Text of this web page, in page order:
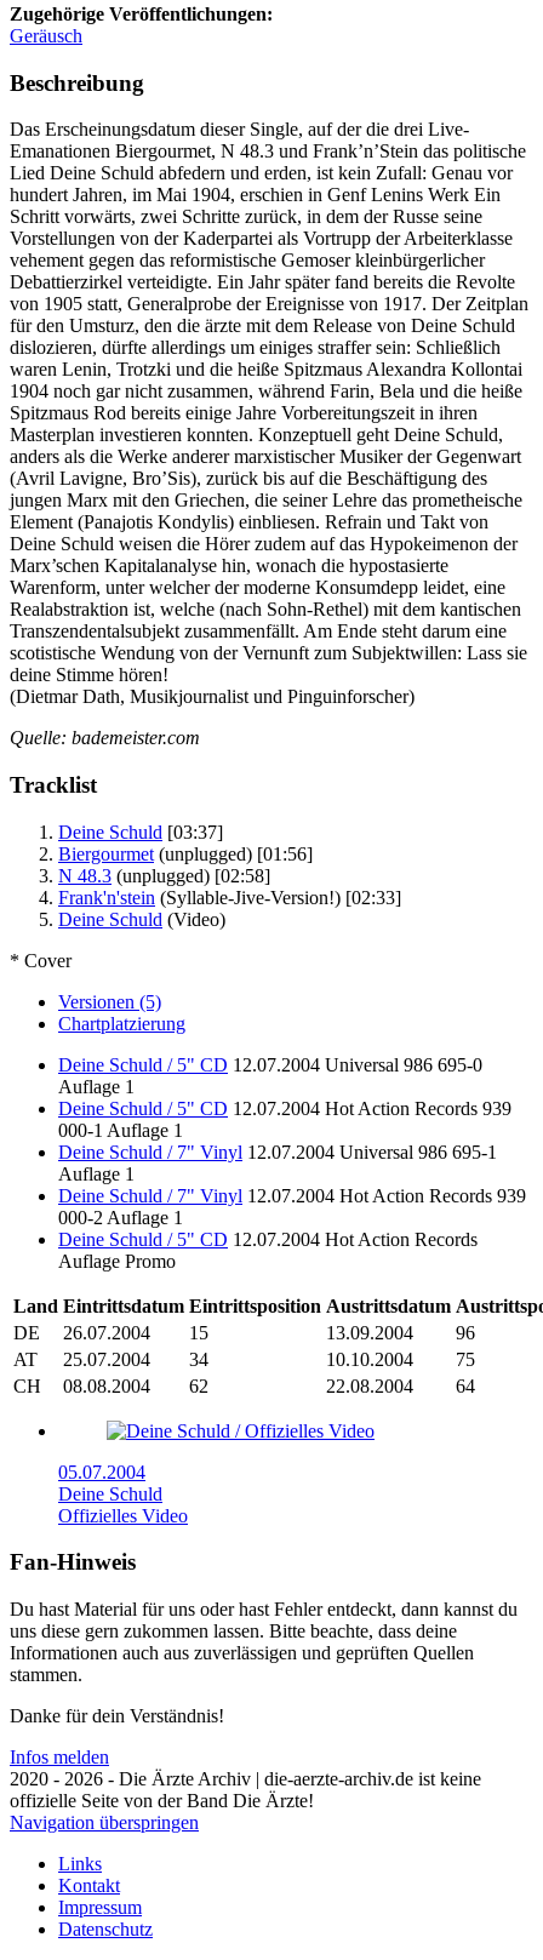
Zugehörige Veröffentlichungen:
Geräusch
Beschreibung
Das Erscheinungsdatum dieser Single, auf der die drei Live-
Emanationen Biergourmet, N 48.3 und Frank’n’Stein das politische
Lied Deine Schuld abfedern und erden, ist kein Zufall: Genau vor
hundert Jahren, im Mai 1904, erschien in Genf Lenins Werk Ein
Schritt vorwärts, zwei Schritte zurück, in dem der Russe seine
Vorstellungen von der Kaderpartei als Vortrupp der Arbeiterklasse
vehement gegen das reformistische Gemoser kleinbürgerlicher
Debattierzirkel verteidigte. Ein Jahr später fand bereits die Revolte
von 1905 statt, Generalprobe der Ereignisse von 1917. Der Zeitplan
für den Umsturz, den die ärzte mit dem Release von Deine Schuld
dislozieren, dürfte allerdings um einiges straffer sein: Schließlich
waren Lenin, Trotzki und die heiße Spitzmaus Alexandra Kollontai
1904 noch gar nicht zusammen, während Farin, Bela und die heiße
Spitzmaus Rod bereits einige Jahre Vorbereitungszeit in ihren
Masterplan investieren konnten. Konzeptuell geht Deine Schuld,
anders als die Werke anderer marxistischer Musiker der Gegenwart
(Avril Lavigne, Bro’Sis), zurück bis auf die Beschäftigung des
jungen Marx mit den Griechen, die seiner Lehre das prometheische
Element (Panajotis Kondylis) einbliesen. Refrain und Takt von
Deine Schuld weisen die Hörer zudem auf das Hypokeimenon der
Marx’schen Kapitalanalyse hin, wonach die hypostasierte
Warenform, unter welcher der moderne Konsumdepp leidet, eine
Realabstraktion ist, welche (nach Sohn-Rethel) mit dem kantischen
Transzendentalsubjekt zusammenfällt. Am Ende steht darum eine
scotistische Wendung von der Vernunft zum Subjektwillen: Lass sie
deine Stimme hören!
(Dietmar Dath, Musikjournalist und Pinguinforscher)
Quelle: bademeister.com
Tracklist
Deine Schuld [03:37]
Biergourmet (unplugged) [01:56]
N 48.3 (unplugged) [02:58]
Frank'n'stein (Syllable-Jive-Version!) [02:33]
Deine Schuld (Video)
* Cover
Versionen (5)
Chartplatzierung
Deine Schuld / 5" CD 12.07.2004 Universal 986 695-0
Auflage 1
Deine Schuld / 5" CD 12.07.2004 Hot Action Records 939
000-1 Auflage 1
Deine Schuld / 7" Vinyl 12.07.2004 Universal 986 695-1
Auflage 1
Deine Schuld / 7" Vinyl 12.07.2004 Hot Action Records 939
000-2 Auflage 1
Deine Schuld / 5" CD 12.07.2004 Hot Action Records
Auflage Promo
Land Eintrittsdatum Eintrittsposition Austrittsdatum
DE
26.07.2004 15 13.09.2004
96
AT
25.07.2004 34 10.10.2004
75
CH
08.08.2004 62 22.08.2004 64
05.07.2004
Deine Schuld
Offizielles Video
Fan-Hinweis
Du hast Material für uns oder hast Fehler entdeckt, dann kannst du
uns diese gern zukommen lassen. Bitte beachte, dass deine
Informationen auch aus zuverlässigen und geprüften Quellen
stammen.
Danke für dein Verständnis!
Infos melden
2020 - 2026 - Die Ärzte Archiv | die-aerzte-archiv.de ist keine
offizielle Seite von der Band Die Ärzte!
Navigation überspringen
Links
Kontakt
Impressum
Datenschutz